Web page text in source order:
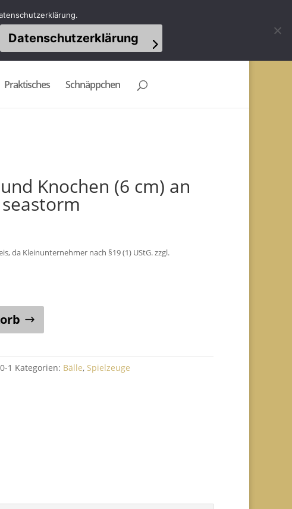
Praktisches Schnäppchen
Knochen (6 cm) an
da Kleinunternehmer nach §19 (1) UStG.zzgl.
1 Kategorien: Bälle, Spielzeuge
Datenschutzerklärung